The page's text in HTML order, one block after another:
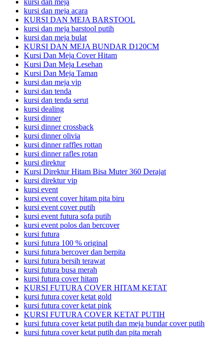
kursi dan meja
kursi dan meja acara
KURSI DAN MEJA BARSTOOL
kursi dan meja barstool putih
kursi dan meja bulat
KURSI DAN MEJA BUNDAR D120CM
Kursi Dan Meja Cover Hitam
Kursi Dan Meja Lesehan
Kursi Dan Meja Taman
kursi dan meja vip
kursi dan tenda
kursi dan tenda serut
kursi dealing
kursi dinner
kursi dinner crossback
kursi dinner olivia
kursi dinner raffles rottan
kursi dinner rafles rotan
kursi direktur
Kursi Direktur Hitam Bisa Muter 360 Derajat
kursi direktur vip
kursi event
kursi event cover hitam pita biru
kursi event cover putih
kursi event futura sofa putih
kursi event polos dan bercover
kursi futura
kursi futura 100 % original
kursi futura bercover dan berpita
kursi futura bersih terawat
kursi futura busa merah
kursi futura cover hitam
KURSI FUTURA COVER HITAM KETAT
kursi futura cover ketat gold
kursi futura cover ketat pink
KURSI FUTURA COVER KETAT PUTIH
kursi futura cover ketat putih dan meja bundar cover putih
kursi futura cover ketat putih dan pita merah